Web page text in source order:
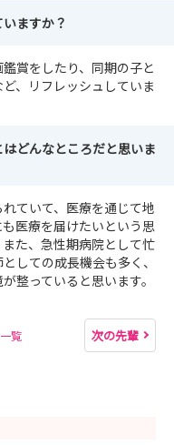
ますか？
賞をしたり、同期の子と
、リフレッシュしていま
どんなところだと思いま
ていて、医療を通じて地
医療を届けたいという思
た、急性期病院として忙
しての成長機会も多く、
整っていると思います。
覧 次の先輩